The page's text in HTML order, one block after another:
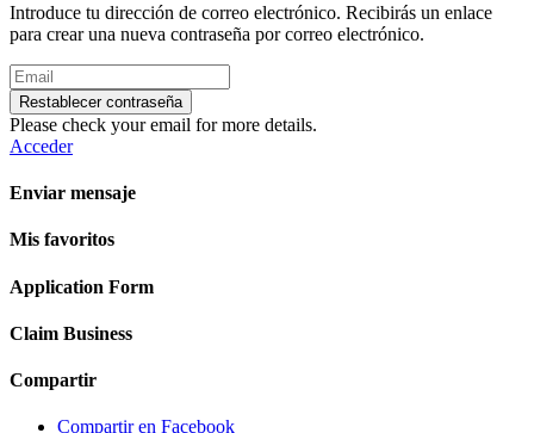
Introduce tu dirección de correo electrónico. Recibirás un enlace
para crear una nueva contraseña por correo electrónico.
Restablecer contraseña
Please check your email for more details.
Acceder
Enviar mensaje
Mis favoritos
Application Form
Claim Business
Compartir
Compartir en Facebook